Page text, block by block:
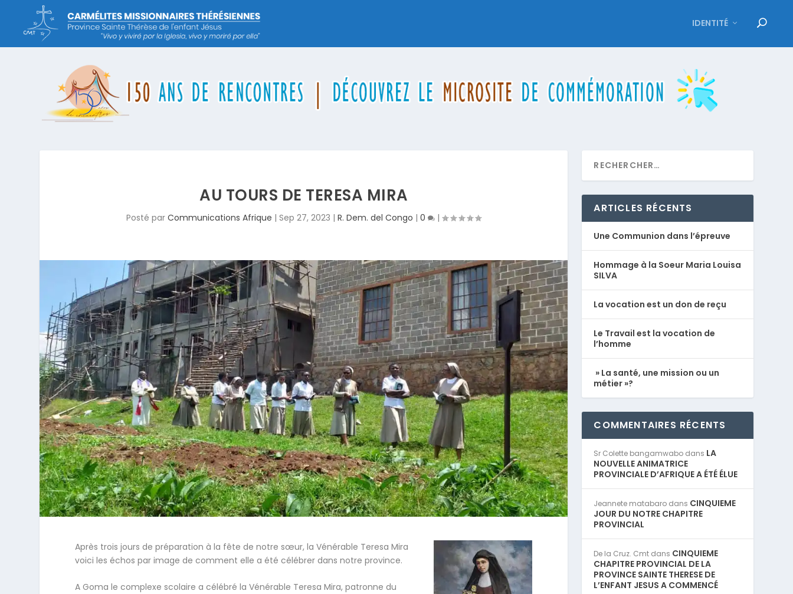
IDENTITÉ
AU TOURS DE TERESA MIRA
Posté parCommunications Afrique |Sep 27, 2023 |R. Dem. del Congo |0 |
Après trois jours de préparation à la fête de notre sœur, la Vénérable Teresa Mira
voici les échos par image de comment elle a été célébrer dans notre province.
A Goma le complexe scolaire a célébré la Vénérable Teresa Mira, patronne du
ARTICLES RÉCENTS
Une Communion dans l’épreuve
Hommage à la Soeur Maria Louisa
SILVA
La vocation est un don de reçu
Le Travail est la vocation de
l’homme
» La santé, une mission ou un
métier »?
COMMENTAIRES RÉCENTS
Sr Colette bangamwabo dans LA
NOUVELLE ANIMATRICE
PROVINCIALE D’AFRIQUE A ÉTÉ ÉLUE
Jeannete matabaro dans CINQUIEME
JOUR DU NOTRE CHAPITRE
PROVINCIAL
De la Cruz. Cmt dans CINQUIEME
CHAPITRE PROVINCIAL DE LA
PROVINCE SAINTE THERESE DE
L’ENFANT JESUS A COMMENCÉ